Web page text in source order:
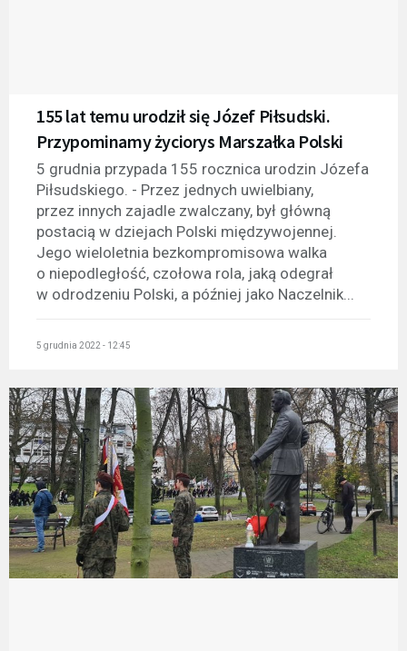
155 lat temu urodził się Józef Piłsudski.
Przypominamy życiorys Marszałka Polski
5 grudnia przypada 155 rocznica urodzin Józefa
Piłsudskiego. - Przez jednych uwielbiany,
przez innych zajadle zwalczany, był główną
postacią w dziejach Polski międzywojennej.
Jego wieloletnia bezkompromisowa walka
o niepodległość, czołowa rola, jaką odegrał
w odrodzeniu Polski, a później jako Naczelnik...
5 grudnia 2022 - 12:45